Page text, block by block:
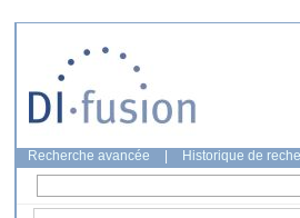
Recherche avancée Historique de